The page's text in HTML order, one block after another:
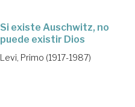
Si existe Auschwitz, no
puede existir Dios
Levi, Primo (1917-1987)